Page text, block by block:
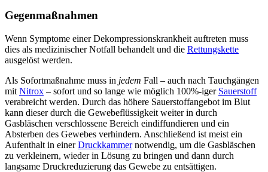
Gegenmaßnahmen
Wenn Symptome einer Dekompressionskrankheit auftreten muss
dies als medizinischer Notfall behandelt und die Rettungskette
ausgelöst werden.
Als Sofortmaßnahme muss in jedem Fall – auch nach Tauchgängen
mit Nitrox – sofort und so lange wie möglich 100%-iger Sauerstoff
verabreicht werden. Durch das höhere Sauerstoffangebot im Blut
kann dieser durch die Gewebeflüssigkeit weiter in durch
Gasbläschen verschlossene Bereich eindiffundieren und ein
Absterben des Gewebes verhindern. Anschließend ist meist ein
Aufenthalt in einerDruckkammernotwendig, um die Gasbläschen
zu verkleinern, wieder in Lösung zu bringen und dann durch
langsame Druckreduzierung das Gewebe zu entsättigen.